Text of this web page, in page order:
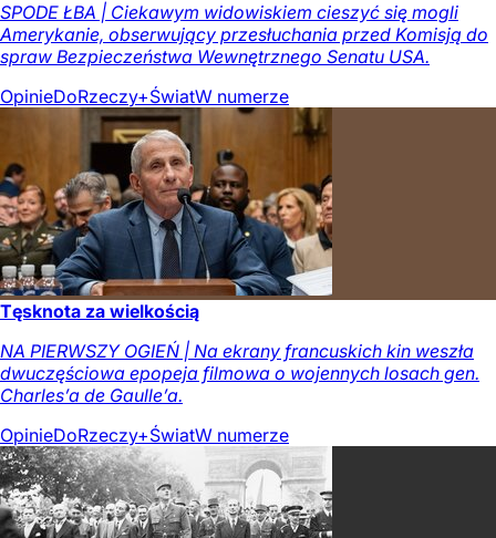
SPODE ŁBA | Ciekawym widowiskiem cieszyć się mogli
Amerykanie, obserwujący przesłuchania przed Komisją do
spraw Bezpieczeństwa Wewnętrznego Senatu USA.
OpinieDoRzeczy+ŚwiatW numerze
Tęsknota za wielkością
NA PIERWSZY OGIEŃ | Na ekrany francuskich kin weszła
dwuczęściowa epopeja filmowa o wojennych losach gen.
Charles’a de Gaulle’a.
OpinieDoRzeczy+ŚwiatW numerze